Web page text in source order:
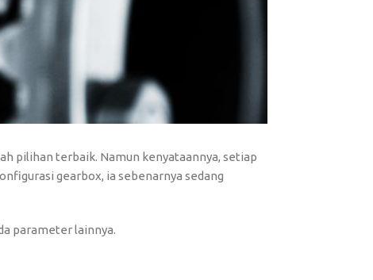
pilihan terbaik. Namun kenyataannya, setiap
gearbox, ia sebenarnya sedang
parameter lainnya.